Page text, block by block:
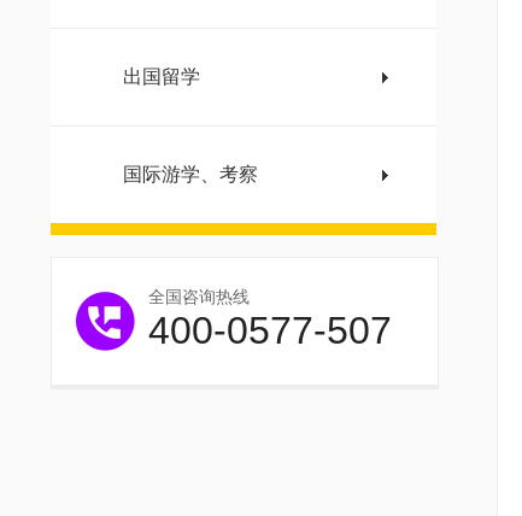
出国留学
国际游学、考察
全国咨询热线
400-0577-507